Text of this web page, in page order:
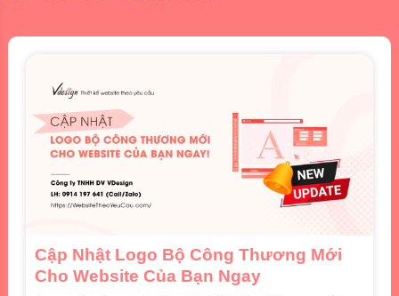
Cập Nhật Logo Bộ Công Thương Mới
Cho Website Của Bạn Ngay